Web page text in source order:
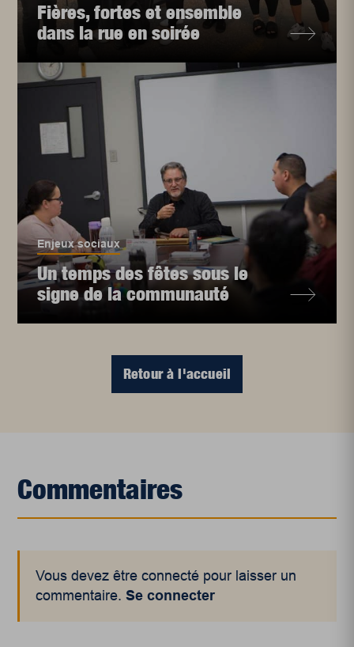
Fières, fortes et ensemble
dans la rue en soirée
Enjeux sociaux
Un temps des fêtes sous le
signe de la communauté
Retour à l'accueil
Commentaires
Vous devez être connecté pour laisser un
commentaire.Se connecter